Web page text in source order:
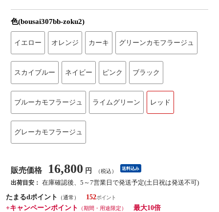
色(bousai307bb-zoku2)
イエロー オレンジ カーキ グリーンカモフラージュ
スカイブルー ネイビー ピンク ブラック
ブルーカモフラージュ ライムグリーン レッド
グレーカモフラージュ
販売価格 16,800 円 （税込） 送料込み
出荷目安： 在庫確認後、5～7営業日で発送予定(土日祝は発送不可)
たまるdポイント
（通常）
152
+キャンペーンポイント
（期間・用途限定）
最大10倍